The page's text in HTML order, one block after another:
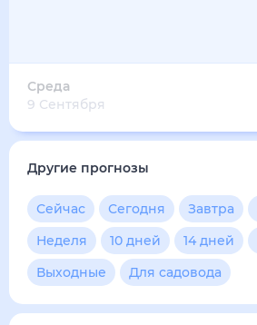
Среда
9 Сентября
Другие прогнозы
Сейчас Сегодня Завтра
Неделя
10 дней 14 дней
Выходные
Для садовода